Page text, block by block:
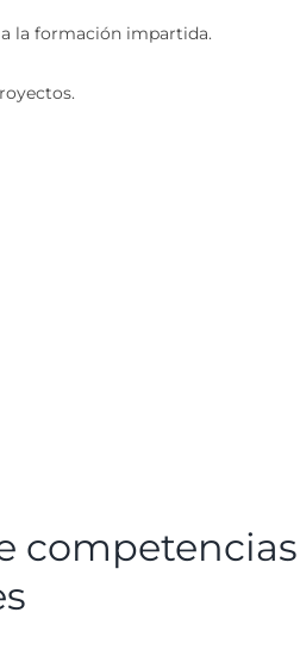
la formación impartida.
competencias